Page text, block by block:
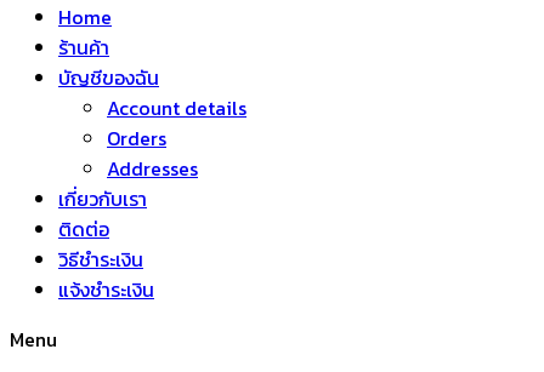
Home
ร้านค้า
บัญชีของฉัน
Account details
Orders
Addresses
เกี่ยวกับเรา
ติดต่อ
วิธีชำระเงิน
แจ้งชำระเงิน
Menu